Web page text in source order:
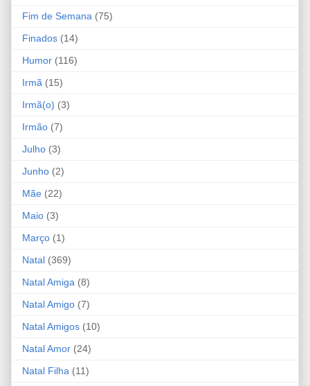
Fim de Semana (75)
Finados (14)
Humor (116)
Irmã (15)
Irmã(o) (3)
Irmão (7)
Julho (3)
Junho (2)
Mãe (22)
Maio (3)
Março (1)
Natal (369)
Natal Amiga (8)
Natal Amigo (7)
Natal Amigos (10)
Natal Amor (24)
Natal Filha (11)